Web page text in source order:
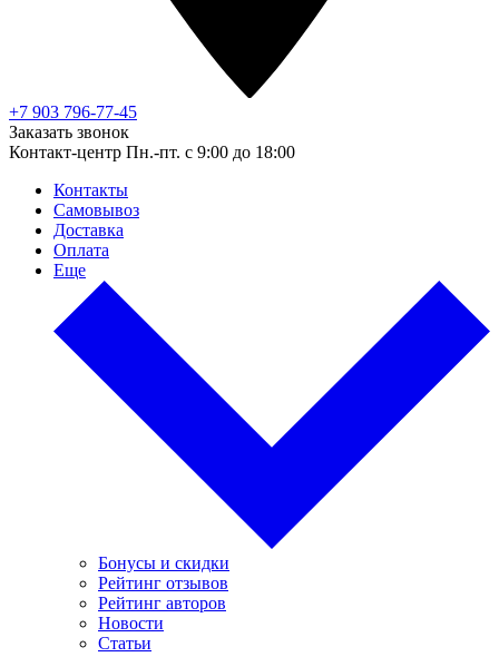
+7 903 796-77-45
Заказать звонок
Контакт-центр Пн.-пт. с 9:00 до 18:00
Контакты
Самовывоз
Доставка
Оплата
Еще
Бонусы и скидки
Рейтинг отзывов
Рейтинг авторов
Новости
Статьи